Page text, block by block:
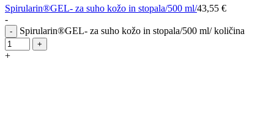
Spirularin®GEL- za suho kožo in stopala/500 ml/43,55 €
-
- Spirularin®GEL- za suho kožo in stopala/500 ml/ količina
+
+